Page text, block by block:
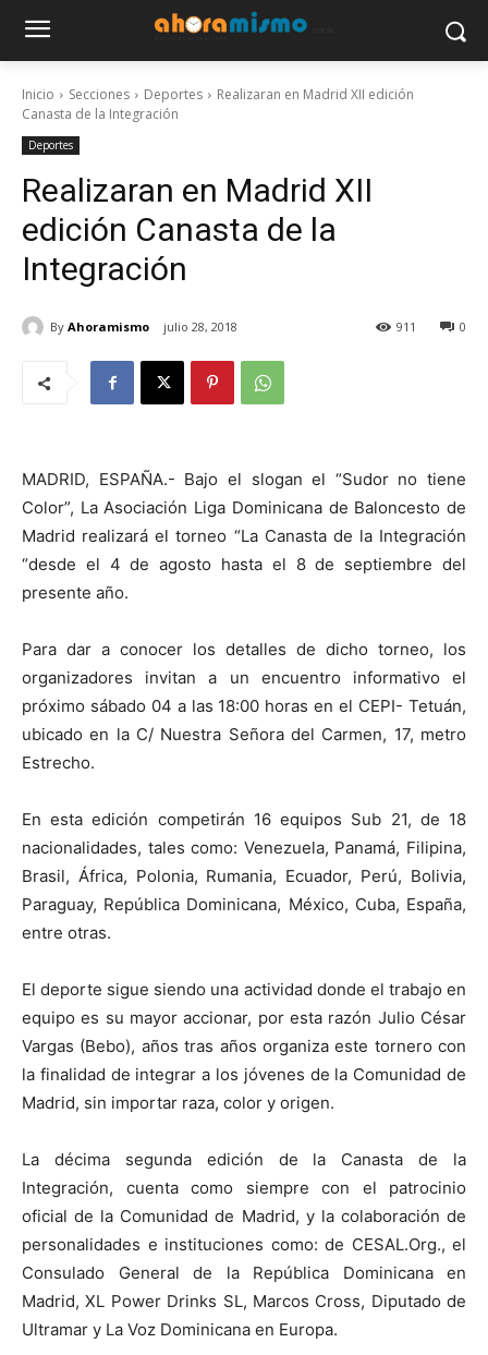
Inicio Secciones Deportes
Realizaran en Madrid XII edición
Canasta de la Integración
Deportes
Realizaran en Madrid XII
edición Canasta de la
Integración
By Ahoramismo julio 28, 2018 0
911
MADRID, ESPAÑA.- Bajo el slogan el “Sudor no tiene
Color”, La Asociación Liga Dominicana de Baloncesto de
Madrid realizará el torneo “La Canasta de la Integración
“desde el 4 de agosto hasta el 8 de septiembre del
presente año.
Para dar a conocer los detalles de dicho torneo, los
organizadores invitan a un encuentro informativo el
próximo sábado 04 a las 18:00 horas en el CEPI- Tetuán,
ubicado en la C/ Nuestra Señora del Carmen, 17, metro
Estrecho.
En esta edición competirán 16 equipos Sub 21, de 18
nacionalidades, tales como: Venezuela, Panamá, Filipina,
Brasil, África, Polonia, Rumania, Ecuador, Perú, Bolivia,
Paraguay, República Dominicana, México, Cuba, España,
entre otras.
El deporte sigue siendo una actividad donde el trabajo en
equipo es su mayor accionar, por esta razón Julio César
Vargas (Bebo), años tras años organiza este tornero con
la finalidad de integrar a los jóvenes de la Comunidad de
Madrid, sin importar raza, color y origen.
La décima segunda edición de la Canasta de la
Integración, cuenta como siempre con el patrocinio
oficial de la Comunidad de Madrid, y la colaboración de
personalidades e instituciones como: de CESAL.Org., el
Consulado General de la República Dominicana en
Madrid, XL Power Drinks SL, Marcos Cross, Diputado de
Ultramar y La Voz Dominicana en Europa.